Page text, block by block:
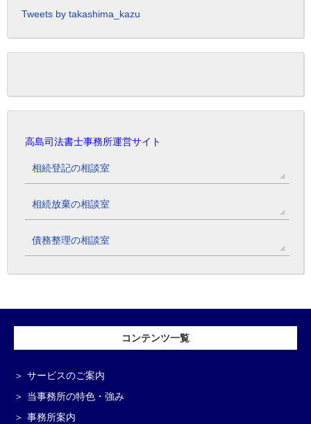
Tweets by takashima_kazu
高島司法書士事務所運営サイト
相続登記の相談室
相続放棄の相談室
債務整理の相談室
コンテンツ一覧
サービスのご案内
当事務所の特色・強み
事務所案内